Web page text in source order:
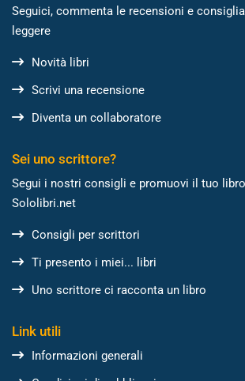
Seguici, commenta le recensioni e
leggere
Novità libri
Scrivi una recensione
Diventa un collaboratore
Sei uno scrittore?
Segui i nostri consigli e promuovi il tuo
Sololibri.net
Consigli per scrittori
Ti presento i miei... libri
Uno scrittore ci racconta un libro
Link utili
Informazioni generali